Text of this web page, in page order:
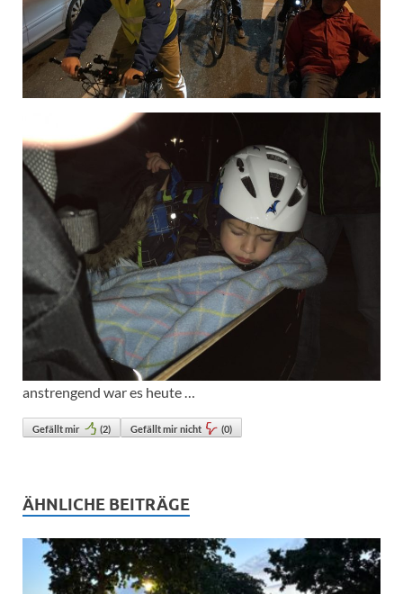
anstrengend war es heute …
Gefällt mir (2) Gefällt mir nicht (0)
ÄHNLICHE BEITRÄGE